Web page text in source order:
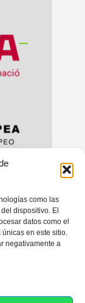
como las
dispositivo. El
datos como el
en este sitio.
negativamente a
_